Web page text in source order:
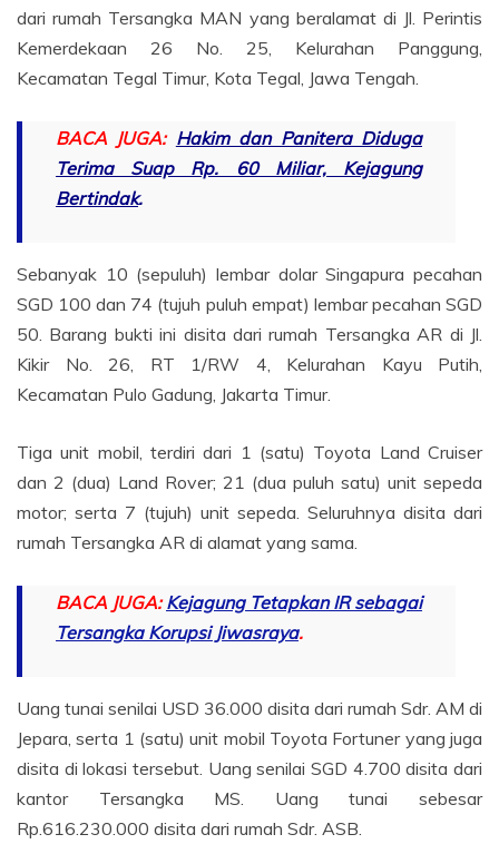
dari rumah Tersangka MAN yang beralamat di Jl. Perintis
Kemerdekaan 26 No. 25, Kelurahan Panggung,
Kecamatan Tegal Timur, Kota Tegal, Jawa Tengah.
BACA JUGA: Hakim dan Panitera Diduga
Terima Suap Rp. 60 Miliar, Kejagung
Bertindak.
Sebanyak 10 (sepuluh) lembar dolar Singapura pecahan
SGD 100 dan 74 (tujuh puluh empat) lembar pecahan SGD
50. Barang bukti ini disita dari rumah Tersangka AR di Jl.
Kikir No. 26, RT 1/RW 4, Kelurahan Kayu Putih,
Kecamatan Pulo Gadung, Jakarta Timur.
Tiga unit mobil, terdiri dari 1 (satu) Toyota Land Cruiser
dan 2 (dua) Land Rover; 21 (dua puluh satu) unit sepeda
motor; serta 7 (tujuh) unit sepeda. Seluruhnya disita dari
rumah Tersangka AR di alamat yang sama.
BACA JUGA:Kejagung Tetapkan IR sebagai
Tersangka Korupsi Jiwasraya.
Uang tunai senilai USD 36.000 disita dari rumah Sdr. AM di
Jepara, serta 1 (satu) unit mobil Toyota Fortuner yang juga
disita di lokasi tersebut. Uang senilai SGD 4.700 disita dari
kantor Tersangka MS. Uang tunai sebesar
Rp.616.230.000 disita dari rumah Sdr. ASB.